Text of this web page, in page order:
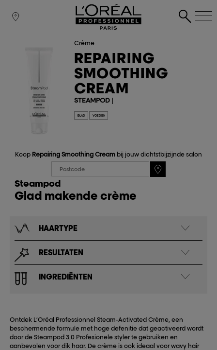
Crème
REPAIRING
SMOOTHING
CREAM
STEAMPOD|
GLAD VOEDEN
Koop Repairing Smoothing Cream bij jouw dichtstbijzijnde salon
Steampod
Glad makende crème
HAARTYPE
RESULTATEN
INGREDIËNTEN
Ontdek L’Oréal Professionnel Steam-Activated Crème, een
beschermende formule met hoge defenitie dat geactiveerd wordt
door de Steampod 3.0 Profesionele styler te gebruiken en
aanbevolen voor dik haar. De crème is ook ideaal voor wavy hair